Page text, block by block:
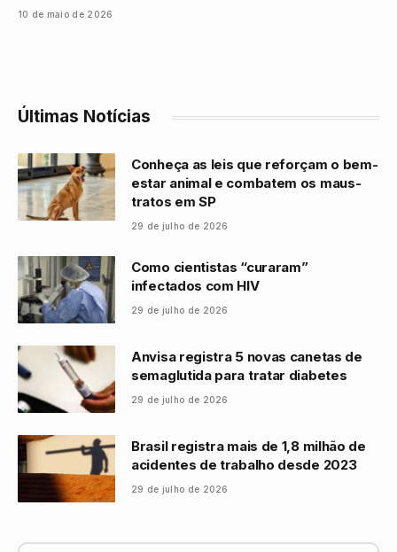
10 de maio de 2026
Últimas Notícias
Conheça as leis que reforçam o bem-
estar animal e combatem os maus-
tratos em SP
29 de julho de 2026
Como cientistas “curaram”
infectados com HIV
29 de julho de 2026
Anvisa registra 5 novas canetas de
semaglutida para tratar diabetes
29 de julho de 2026
Brasil registra mais de 1,8 milhão de
acidentes de trabalho desde 2023
29 de julho de 2026